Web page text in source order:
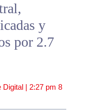
y
por 2.7
Digital | 2:27 pm 8